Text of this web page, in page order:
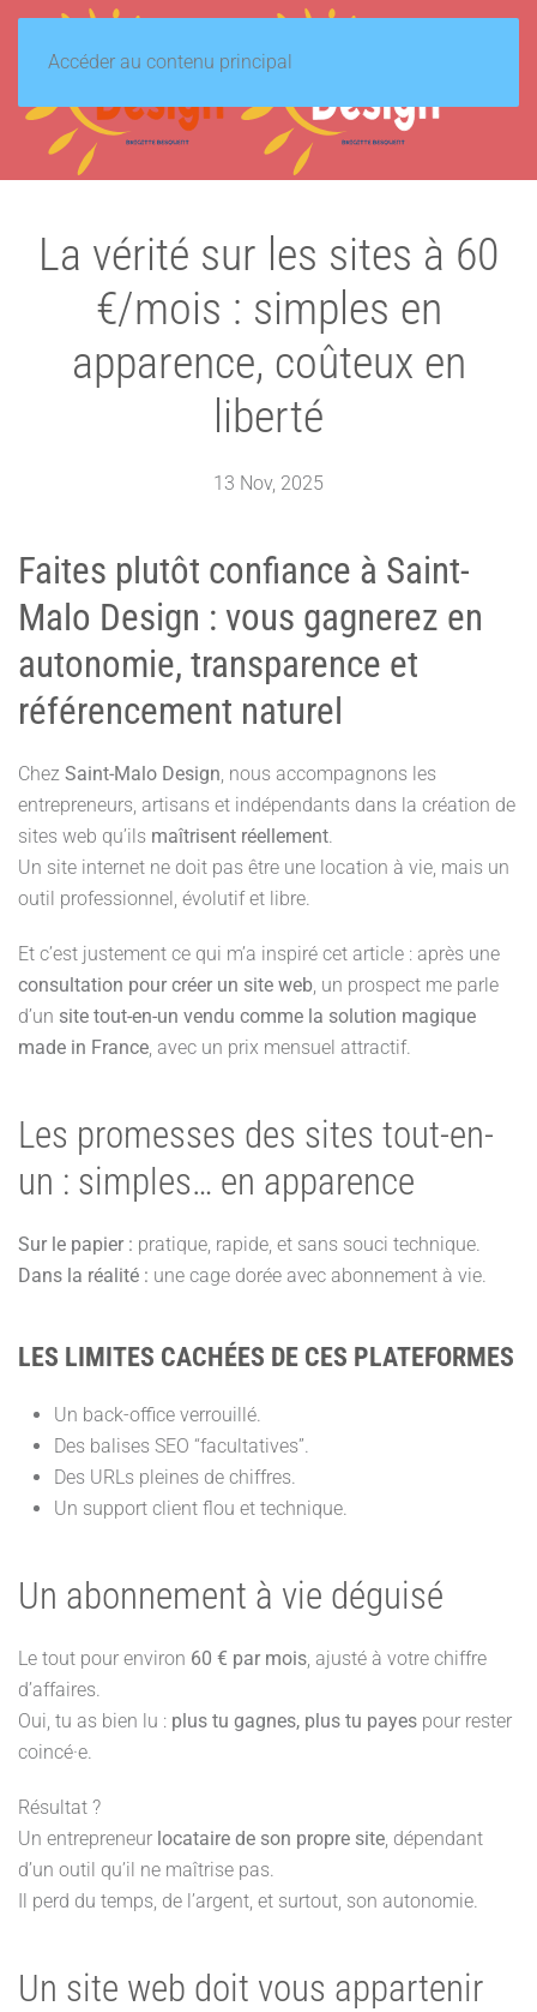
Accéder au contenu principal
La vérité sur les sites à 60
€/mois : simples en
apparence, coûteux en
liberté
13 Nov, 2025
Faites plutôt confiance à Saint-
Malo Design : vous gagnerez en
autonomie, transparence et
référencement naturel
Chez Saint-Malo Design, nous accompagnons les
entrepreneurs, artisans et indépendants dans la création de
sites web qu’ils maîtrisent réellement.
Un site internet ne doit pas être une location à vie, mais un
outil professionnel, évolutif et libre.
Et c’est justement ce qui m’a inspiré cet article : après une
consultation pour créer un site web, un prospect me parle
d’un site tout-en-un vendu comme la solution magique
made in France, avec un prix mensuel attractif.
Les promesses des sites tout-en-
un : simples… en apparence
Sur le papier : pratique, rapide, et sans souci technique.
Dans la réalité : une cage dorée avec abonnement à vie.
LES LIMITES CACHÉES DE CES PLATEFORMES
Un back-office verrouillé.
Des balises SEO “facultatives”.
Des URLs pleines de chiffres.
Un support client flou et technique.
Un abonnement à vie déguisé
Le tout pour environ 60 € par mois, ajusté à votre chiffre
d’affaires.
Oui, tu as bien lu : plus tu gagnes, plus tu payes pour rester
coincé·e.
Résultat ?
Un entrepreneur locataire de son propre site, dépendant
d’un outil qu’il ne maîtrise pas.
Il perd du temps, de l’argent, et surtout, son autonomie.
Un site web doit vous appartenir